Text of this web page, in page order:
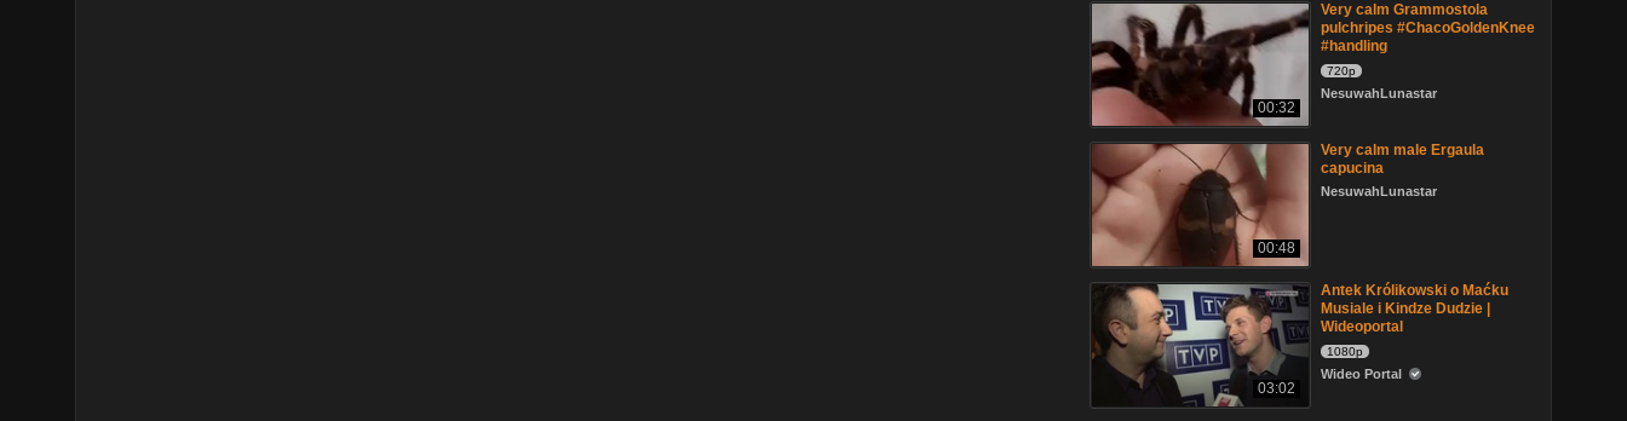
00:32
Very calm Grammostola
pulchripes #ChacoGoldenKnee
#handling
720p
NesuwahLunastar
00:48
Very calm male Ergaula
capucina
NesuwahLunastar
03:02
Antek Królikowski o Maćku
Musiale i Kindze Dudzie |
Wideoportal
1080p
Wideo Portal